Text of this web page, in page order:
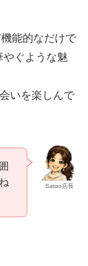
能的なだけで
やぐような魅
いを楽しんで
Satoo店長